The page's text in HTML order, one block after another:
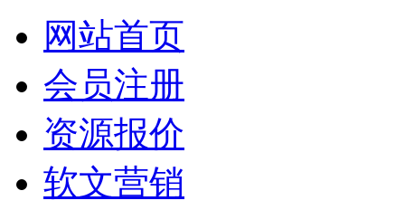
网站首页
会员注册
资源报价
软文营销